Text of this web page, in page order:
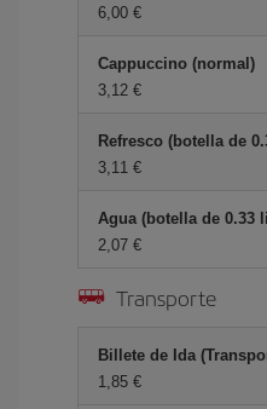
6,00 €
Cappuccino (normal)
3,12 €
Refresco (botella de
3,11 €
Agua (botella de 0.33
2,07 €
Transporte
Billete de Ida
1,85 €